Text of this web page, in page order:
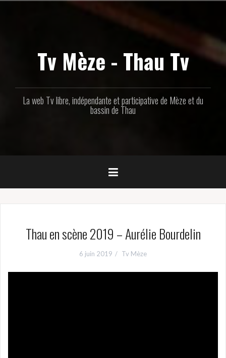
Tv Mèze - Thau Tv
La web Tv libre, indépendante et participative de Mèze et du
bassin de Thau
Thau en scène 2019 – Aurélie Bourdelin
6 juin 2019 Tv Mèze